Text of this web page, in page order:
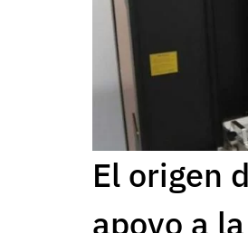
El origen
apoyo a